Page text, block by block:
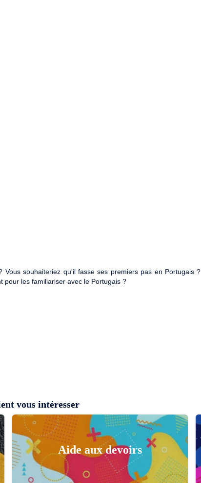
souhaiteriez qu'il fasse ses premiers pas en Portugais ?
pour les familiariser avec le Portugais ?
vous intéresser
Aide aux devoirs